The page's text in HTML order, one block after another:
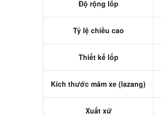
Độ rộng lốp
Tỷ lệ chiều cao
Thiết kế lốp
Kích thước mâm xe (lazang)
Xuất xứ